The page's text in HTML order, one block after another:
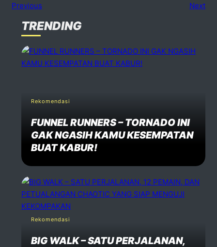
Previous Next
No comments
Your email address will not be published. Required fiels
Name *
Email *
Website
Comment *
TRENDING
Rekomendasi
FUNNEL RUNNERS – TORNADO INI
GAK NGASIH KAMU KESEMPATAN
BUAT KABUR!
Rekomendasi
BIG WALK – SATU PERJALANAN,